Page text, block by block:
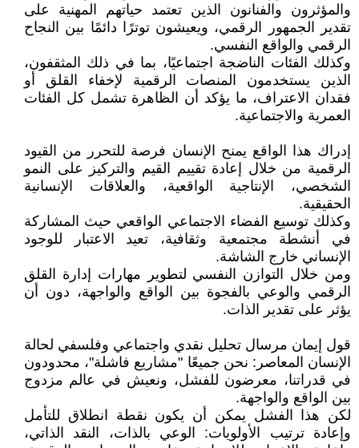
والمؤثرون والفنانون الذين تعتمد حياتهم المهنية على
تقدير الجمهور الرقمي، ويعيشون توترًا دائمًا بين النجاح
الرقمي والواقع النفسي.
وكذلك الفئات الناضجة اجتماعيًا، بما في ذلك المثقفون،
الذين يستخدمون المنصات الرقمية لإخفاء القلق أو
فقدان الاعتراف، ما يؤكد أن الظاهرة تشمل كل الفئات
العمرية والاجتماعية.
إدراك هذا الواقع يمنح الإنسان فرصة للتحرر من القيود
الرقمية من خلال إعادة تقييم القيم والتركيز على النمو
الشخصي، الإنتاجية الواقعية، والعلاقات الإنسانية
الحقيقية.
وكذلك توسيع الفضاء الاجتماعي الواقعي حيث المشاركة
في أنشطة مجتمعية وثقافية، تعيد الاعتبار للوجود
الإنساني خارج الشاشة.
ومن خلال التوازن النفسي لتطوير مهارات إدارة القلق
الرقمي والوعي بالفجوة بين الواقع والواجهة، دون أن
يؤثر على تقدير الذات.
قول إيمان مرسال تحليل نقدي واجتماعي وفلسفي لحالة
الإنسان المعاصر: نحن جميعًا "مشاريع فاشلة"، محدودون
في قدراتنا، معرضون للفشل، ونعيش في عالم مزدوج
بين الواقع والواجهة.
لكن هذا الفشل يمكن أن يكون نقطة انطلاق للتأمل
وإعادة ترتيب الأولويات: الوعي بالذات، النقد الذاتي،